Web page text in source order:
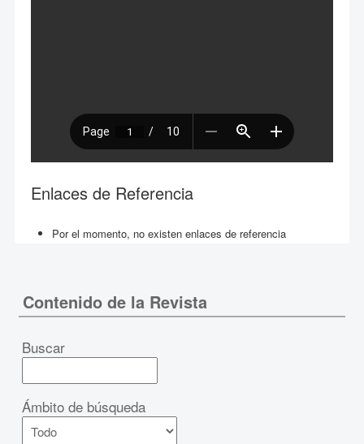
Enlaces de Referencia
Por el momento, no existen enlaces de referencia
Contenido de la Revista
Buscar
Ámbito de búsqueda